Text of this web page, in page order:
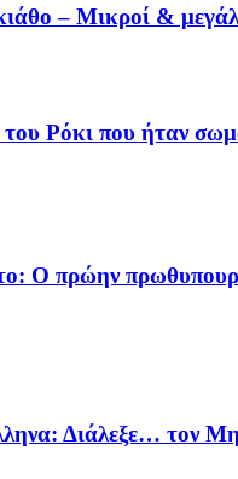
– Μικροί &
Ρόκι που ήταν
Ο πρώην
Διάλεξε… τον